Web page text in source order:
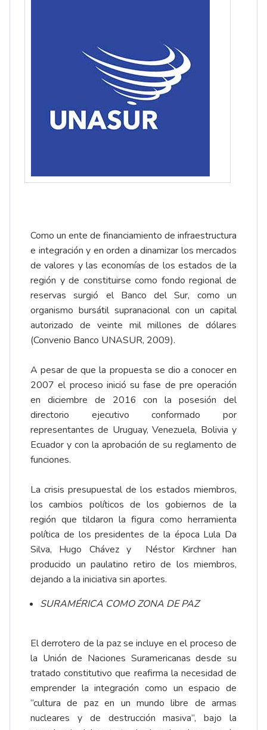
Como un ente de financiamiento de infraestructura
e integración y en orden a dinamizar los mercados
de valores y las economías de los estados de la
región y de constituirse como fondo regional de
reservas surgió el Banco del Sur, como un
organismo bursátil supranacional con un capital
autorizado de veinte mil millones de dólares
(Convenio Banco UNASUR, 2009).
A pesar de que la propuesta se dio a conocer en
2007 el proceso inició su fase de pre operación
en diciembre de 2016 con la posesión del
directorio ejecutivo conformado por
representantes de Uruguay, Venezuela, Bolivia y
Ecuador y con la aprobación de su reglamento de
funciones.
La crisis presupuestal de los estados miembros,
los cambios políticos de los gobiernos de la
región que tildaron la figura como herramienta
política de los presidentes de la época Lula Da
Silva, Hugo Chávez y Néstor Kirchner han
producido un paulatino retiro de los miembros,
dejando a la iniciativa sin aportes.
SURAMÉRICA COMO ZONA DE PAZ
El derrotero de la paz se incluye en el proceso de
la Unión de Naciones Suramericanas desde su
tratado constitutivo que reafirma la necesidad de
emprender la integración como un espacio de
“cultura de paz en un mundo libre de armas
nucleares y de destrucción masiva”, bajo la